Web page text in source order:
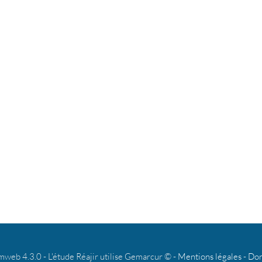
4.3.0 - L'étude Réajir utilise Gemarcur © - Mentions légales-